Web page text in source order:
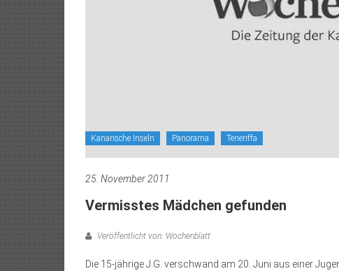
Kanarische Inseln Panorama Teneriffa
25. November 2011
Vermisstes Mädchen gefunden
Veröffentlicht von: Wochenblatt
Die 15-jährige J.G. verschwand am 20. Juni aus einer